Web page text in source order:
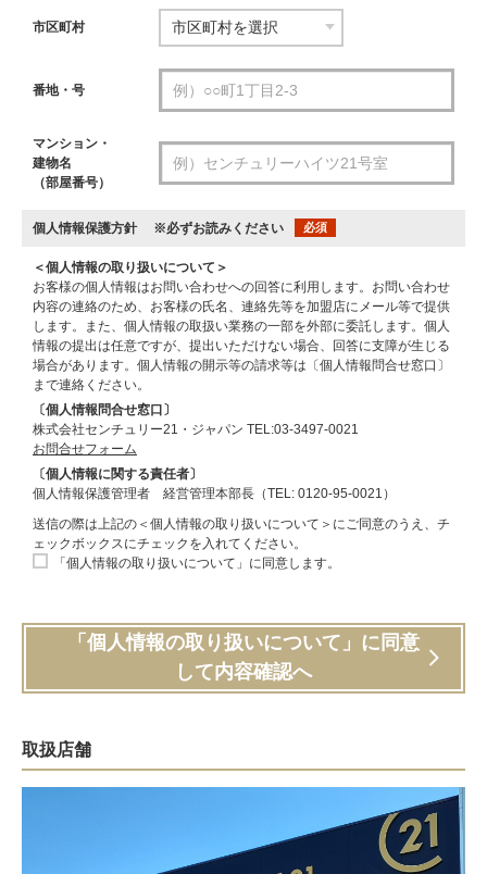
市区町村
番地・号
マンション・
建物名
（部屋番号）
個人情報保護方針 ※必ずお読みください 必須
＜個人情報の取り扱いについて＞
お客様の個人情報はお問い合わせへの回答に利用します。お問い合わせ
内容の連絡のため、お客様の氏名、連絡先等を加盟店にメール等で提供
します。また、個人情報の取扱い業務の一部を外部に委託します。個人
情報の提出は任意ですが、提出いただけない場合、回答に支障が生じる
場合があります。個人情報の開示等の請求等は〔個人情報問合せ窓口〕
まで連絡ください。
〔個人情報問合せ窓口〕
株式会社センチュリー21・ジャパン TEL:03-3497-0021
お問合せフォーム
〔個人情報に関する責任者〕
個人情報保護管理者 経営管理本部長（TEL: 0120-95-0021）
送信の際は上記の＜個人情報の取り扱いについて＞にご同意のうえ、チ
ェックボックスにチェックを入れてください。
「個人情報の取り扱いについて」に同意します。
「個人情報の取り扱いについて」に同意
して内容確認へ
取扱店舗